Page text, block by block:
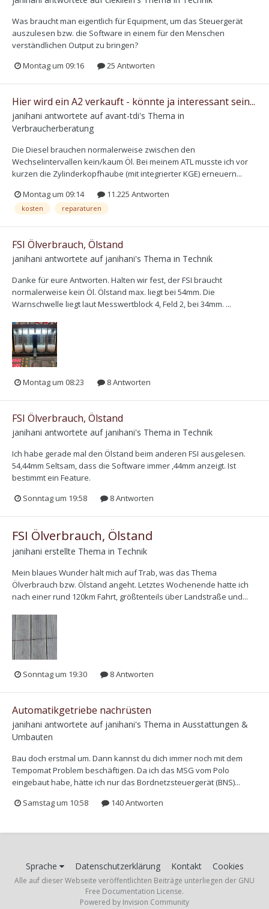
Was braucht man eigentlich für Equipment, um das Steuergerät
auszulesen bzw. die Software in einem für den Menschen
verständlichen Output zu bringen?
Montag um 09:16
25 Antworten
Hier wird ein A2 verkauft - könnte ja interessant sein...
janihani antwortete aufavant-tdi's Thema in
Verbraucherberatung
Die Diesel brauchen normalerweise zwischen den
Wechselintervallen kein/kaum Öl. Bei meinem ATL musste ich vor
kurzen die Zylinderkopfhaube (mit integrierter KGE) erneuern...
Montag um 09:14
11.225 Antworten
kosten reparaturen
FSI Ölverbrauch, Ölstand
janihani antwortete auf janihani's Thema in Technik
Danke für eure Antworten. Halten wir fest, der FSI braucht
normalerweise kein Öl. Ölstand max. liegt bei 54mm. Die
Warnschwelle liegt laut Messwertblock 4, Feld 2, bei 34mm. ...
Montag um 08:23 8 Antworten
FSI Ölverbrauch, Ölstand
janihani antwortete auf janihani's Thema in Technik
Ich habe gerade mal den Ölstand beim anderen FSI ausgelesen.
54,44mm Seltsam, dass die Software immer ,44mm anzeigt. Ist
bestimmt ein Feature.
Sonntag um 19:58
8 Antworten
FSI Ölverbrauch, Ölstand
janihani erstellte Thema in Technik
Mein blaues Wunder hält mich auf Trab, was das Thema
Ölverbrauch bzw. Ölstand angeht. Letztes Wochenende hatte ich
nach einer rund 120km Fahrt, größtenteils über Landstraße und...
Sonntag um 19:30 8 Antworten
Automatikgetriebe nachrüsten
janihani antwortete auf janihani's Thema in Ausstattungen &
Umbauten
Bau doch erstmal um. Dann kannst du dich immer noch mit dem
Tempomat Problem beschäftigen. Da ich das MSG vom Polo
eingebaut habe, hätte ich nur das Bordnetzsteuergerät (BNS)...
Samstag um 10:58
140 Antworten
Sprache Datenschutzerklärung Kontakt Cookies
Alle auf dieser Webseite veröffentlichten Beiträge unterliegen der GNU
Free Documentation License.
Powered by Invision Community